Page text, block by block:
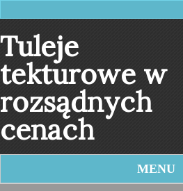
Tuleje
tekturowe w
rozsądnych
cenach
MENU